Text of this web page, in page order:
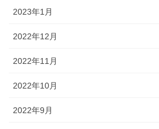
2023年1月
2022年12月
2022年11月
2022年10月
2022年9月